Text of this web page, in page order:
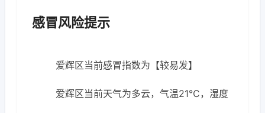
感冒风险提示
爱辉区当前感冒指数为【较易发】
爱辉区当前天气为多云，气温21℃，湿度